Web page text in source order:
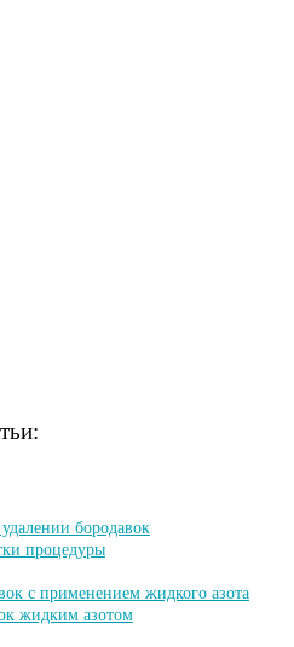
бородавок
процедуры
с применением жидкого азота
жидким азотом